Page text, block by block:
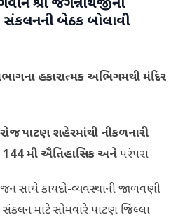
શ્રી જગન્નાથજીની
સંકલનની બેઠક બોલાવી
હકારાત્મક અભિગમથી મંદિર
પાટણ શહેરમાંથી નીકળનારી
144 મી ઐતિહાસિક અનેપરંપરા
સાથે કાયદો-વ્યવસ્થાની જાળવણી
માટે સોમવારે પાટણ જિલ્લા